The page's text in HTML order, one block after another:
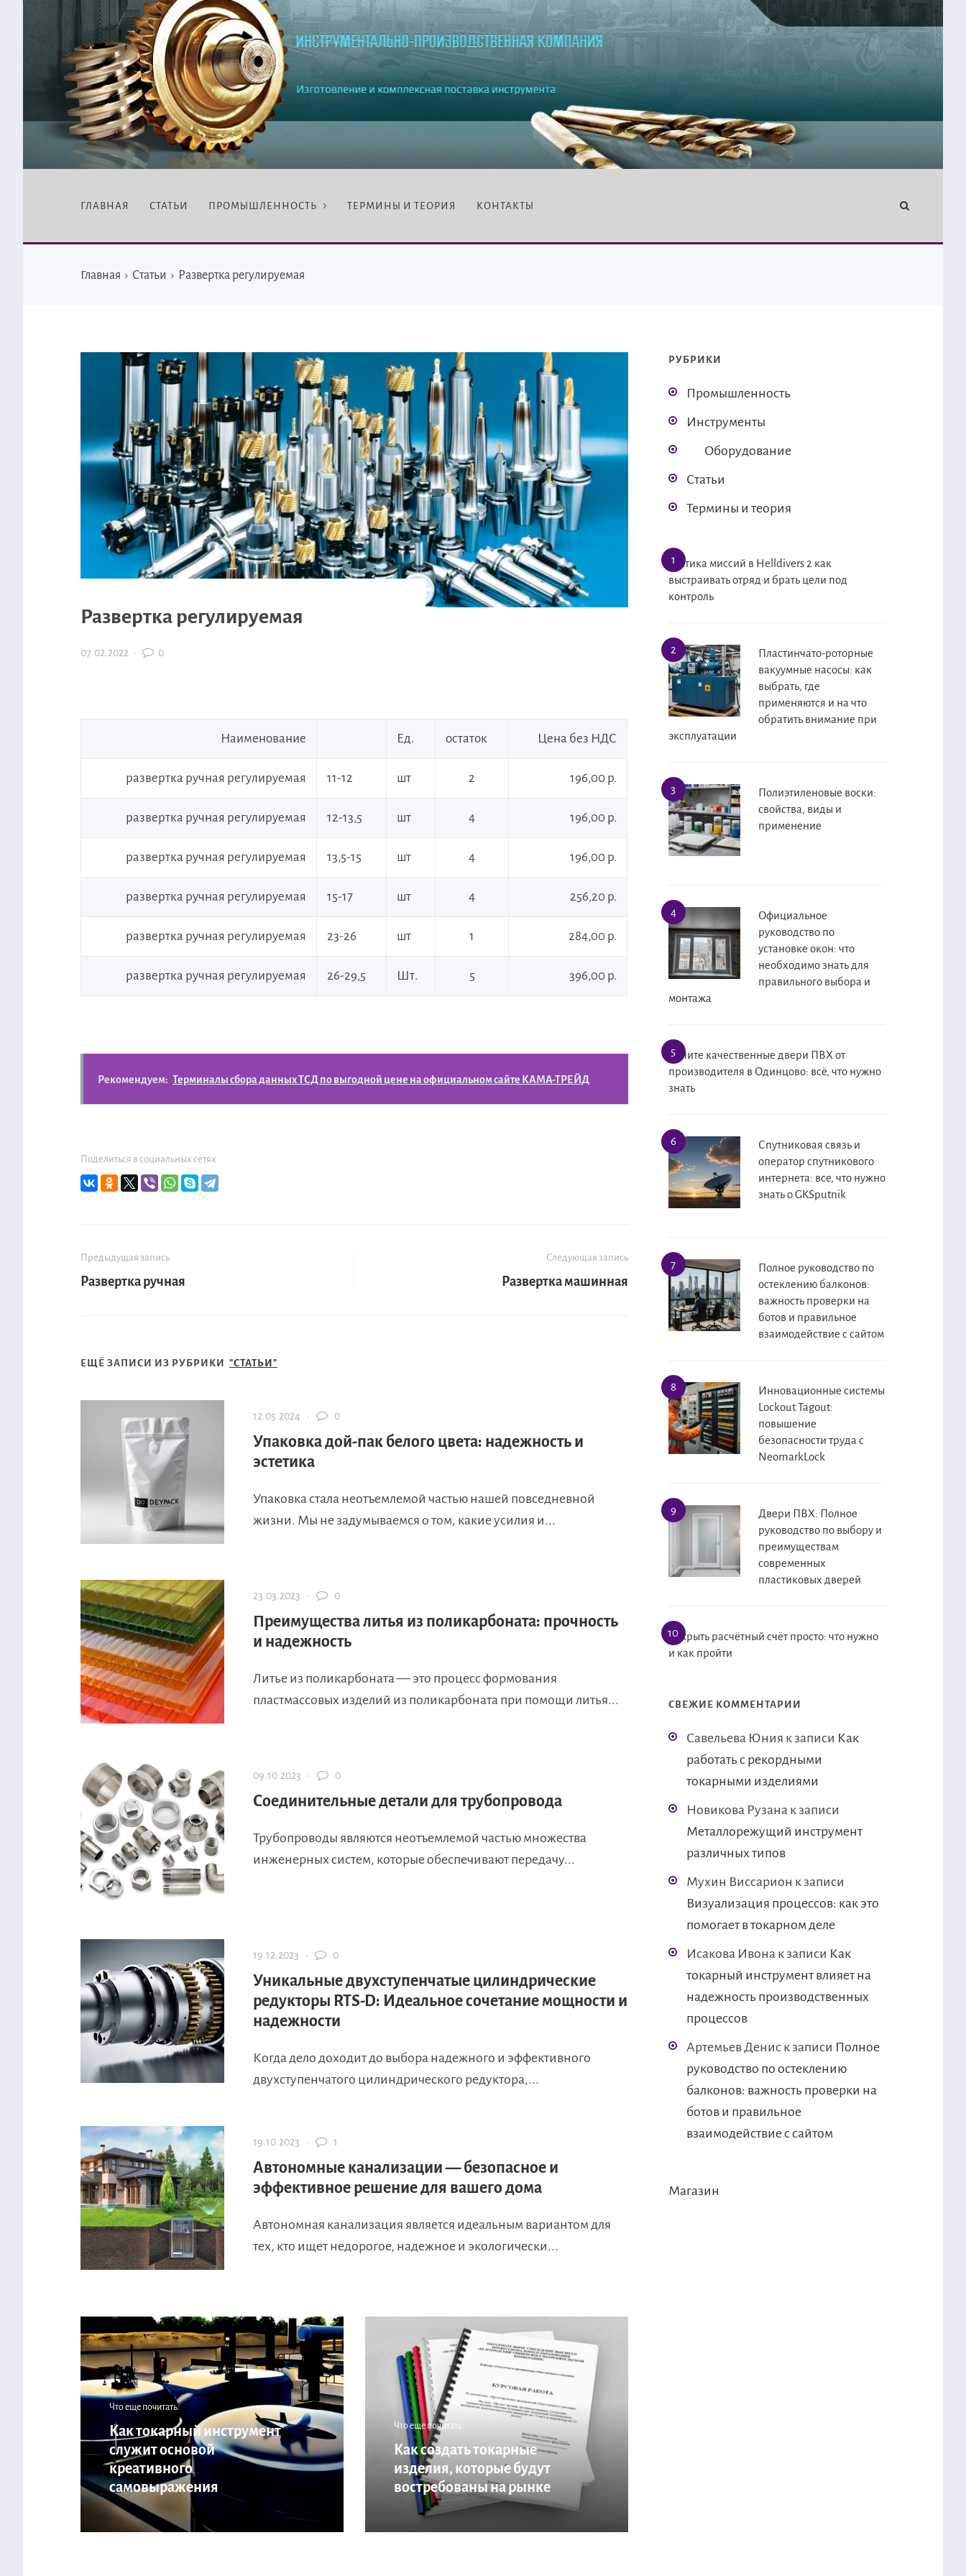
ГЛАВНАЯ СТАТЬИ ПРОМЫШЛЕННОСТЬ ТЕРМИНЫ И ТЕОРИЯ КОНТАКТЫ
Главная › Статьи › Развертка регулируемая
Развертка регулируемая
07.02.2022 · 0
Наименование Ед. остаток Цена без НДС
развертка ручная регулируемая 11-12 шт 2 196,00 р.
развертка ручная регулируемая 12-13,5 шт 4 196,00 р.
развертка ручная регулируемая 13,5-15 шт 4 196,00 р.
развертка ручная регулируемая 15-17 шт 4 256,20 р.
развертка ручная регулируемая 23-26 шт 1 284,00 р.
развертка ручная регулируемая 26-29,5 Шт. 5 396,00 р.
Рекомендуем: Терминалы сбора данных ТСД по выгодной цене на официальном сайте КАМА-ТРЕЙД
Поделиться в социальных сетях
Предыдущая запись
Развертка ручная
Следующая запись
Развертка машинная
ЕЩЁ ЗАПИСИ ИЗ РУБРИКИ "СТАТЬИ"
12.05.2024 · 0
Упаковка дой-пак белого цвета: надежность и
эстетика
Упаковка стала неотъемлемой частью нашей повседневной
жизни. Мы не задумываемся о том, какие усилия и...
23.03.2023 · 0
Преимущества литья из поликарбоната: прочность
и надежность
Литье из поликарбоната — это процесс формования
пластмассовых изделий из поликарбоната при помощи литья...
09.10.2023 · 0
Соединительные детали для трубопровода
Трубопроводы являются неотъемлемой частью множества
инженерных систем, которые обеспечивают передачу...
19.12.2023 · 0
Уникальные двухступенчатые цилиндрические
редукторы RTS-D: Идеальное сочетание мощности и
надежности
Когда дело доходит до выбора надежного и эффективного
двухступенчатого цилиндрического редуктора,...
19.10.2023 · 1
Автономные канализации — безопасное и
эффективное решение для вашего дома
Автономная канализация является идеальным вариантом для
тех, кто ищет недорогое, надежное и экологически...
Что еще почитать:
Как токарный инструмент
служит основой
креативного
самовыражения
Что еще почитать:
Как создать токарные
изделия, которые будут
востребованы на рынке
РУБРИКИ
Промышленность
Инструменты
Оборудование
Статьи
Термины и теория
Тактика миссий в Helldivers 2 как
выстраивать отряд и брать цели под
контроль
Пластинчато-роторные
вакуумные насосы: как
выбрать, где
применяются и на что
обратить внимание при
эксплуатации
Полиэтиленовые воски:
свойства, виды и
применение
Официальное
руководство по
установке окон: что
необходимо знать для
правильного выбора и
монтажа
Купите качественные двери ПВХ от
производителя в Одинцово: всё, что нужно
знать
Спутниковая связь и
оператор спутникового
интернета: все, что нужно
знать о GKSputnik
Полное руководство по
остеклению балконов:
важность проверки на
ботов и правильное
взаимодействие с сайтом
Инновационные системы
Lockout Tagout:
повышение
безопасности труда с
NeomarkLock
Двери ПВХ: Полное
руководство по выбору и
преимуществам
современных
пластиковых дверей
Открыть расчётный счёт просто: что нужно
и как пройти
СВЕЖИЕ КОММЕНТАРИИ
Савельева Юния к записи Как
работать с рекордными
токарными изделиями
Новикова Рузана к записи
Металлорежущий инструмент
различных типов
Мухин Виссарион к записи
Визуализация процессов: как это
помогает в токарном деле
Исакова Ивона к записи Как
токарный инструмент влияет на
надежность производственных
процессов
Артемьев Дениск записи Полное
руководство по остеклению
балконов: важность проверки на
ботов и правильное
взаимодействие с сайтом
Магазин